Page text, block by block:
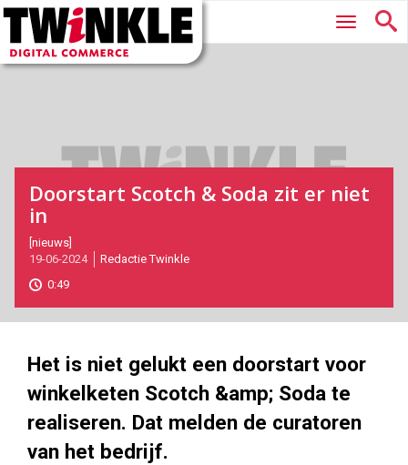
Twinkle
Digital
Commerce
Hoofdmenu
Doorstart Scotch & Soda zit er niet
in
2024-
06-
19T12:06:00
2024-
06-
[nieuws]
19-06-2024
Redactie Twinkle
0:49
Het is niet gelukt een doorstart voor
winkelketen Scotch &amp; Soda te
realiseren. Dat melden de curatoren
van het bedrijf.